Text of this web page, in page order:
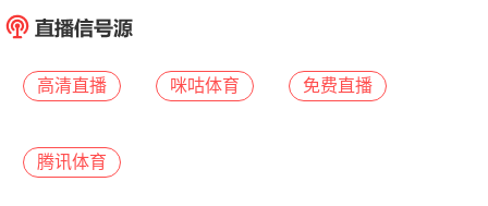
高清直播 咪咕体育 免费直播
腾讯体育